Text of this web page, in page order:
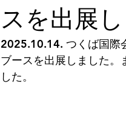
スを出展し
2025.10.14. つくば国際
ブースを出展しました
した。